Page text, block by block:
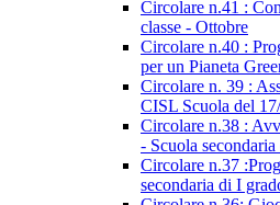
Circolare n.41 :
classe - Ottobre
Circolare n.40 :
per un Pianeta
Circolare n. 39 :
CISL Scuola del
Circolare n.38 :
- Scuola
Circolare n.37
secondaria di I